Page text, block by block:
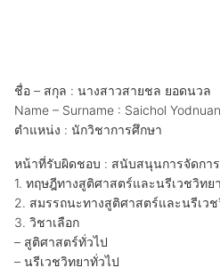
ชื่อ – สกุล : นางสาวสายชล ยอดนวล
Name – Surname : Saichol Yodnuan
ตำแหน่ง : นักวิชาการศึกษา
หน้าที่รับผิดชอบ : สนับสนุนการจัดกา
1. ทฤษฎีทางสูติศาสตร์และนรีเวชวิท
2. สมรรถนะทางสูติศาสตร์และนรีเว
3. วิชาเลือก
– สูติศาสตร์ทั่วไป
– นรีเวชวิทยาทั่วไป